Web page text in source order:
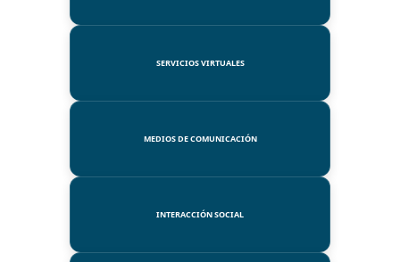
SERVICIOS VIRTUALES
MEDIOS DE COMUNICACIÓN
INTERACCIÓN SOCIAL